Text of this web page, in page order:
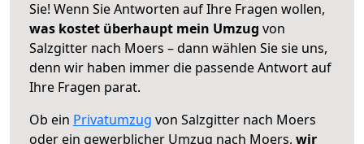
Sie! Wenn Sie Antworten auf Ihre Fragen wollen,
was kostet überhaupt mein Umzug von
Salzgitter nach Moers – dann wählen Sie sie uns,
denn wir haben immer die passende Antwort auf
Ihre Fragen parat.
Ob ein Privatumzug von Salzgitter nach Moers
oder ein gewerblicher Umzug nach Moers, wir